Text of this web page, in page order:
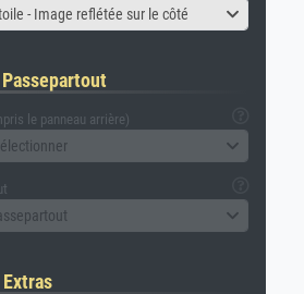
- Image reflétée sur le côté
le panneau arrière)